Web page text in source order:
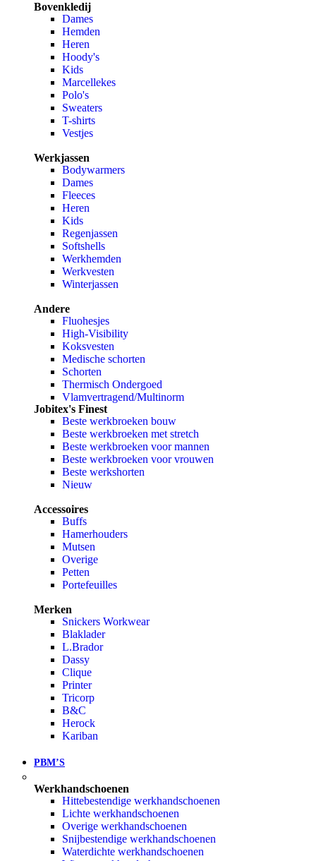
Bovenkledij
Dames
Hemden
Heren
Hoody's
Kids
Marcellekes
Polo's
Sweaters
T-shirts
Vestjes
Werkjassen
Bodywarmers
Dames
Fleeces
Heren
Kids
Regenjassen
Softshells
Werkhemden
Werkvesten
Winterjassen
Andere
Fluohesjes
High-Visibility
Koksvesten
Medische schorten
Schorten
Thermisch Ondergoed
Vlamvertragend/Multinorm
Jobitex's Finest
Beste werkbroeken bouw
Beste werkbroeken met stretch
Beste werkbroeken voor mannen
Beste werkbroeken voor vrouwen
Beste werkshorten
Nieuw
Accessoires
Buffs
Hamerhouders
Mutsen
Overige
Petten
Portefeuilles
Merken
Snickers Workwear
Blaklader
L.Brador
Dassy
Clique
Printer
Tricorp
B&C
Herock
Kariban
PBM’S
Werkhandschoenen
Hittebestendige werkhandschoenen
Lichte werkhandschoenen
Overige werkhandschoenen
Snijbestendige werkhandschoenen
Waterdichte werkhandschoenen